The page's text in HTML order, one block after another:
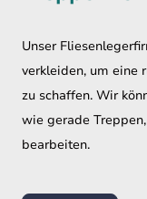
Unser
verkleiden, um eine
zu schaffen. Wir
wie gerade
bearbeiten.